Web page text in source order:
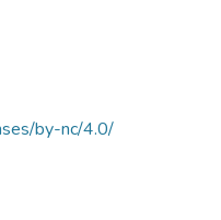
by-nc/4.0/